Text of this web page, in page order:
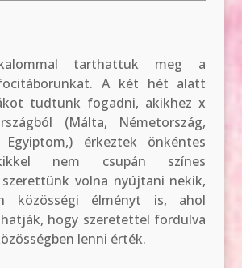
tarthattuk meg a
A két hét alatt
tudtunk fogadni, akikhez x
(Málta, Németország,
Egyiptom,) érkeztek önkéntes
nem csupán színes
volna nyújtani nekik,
közösségi élményt is, ahol
hogy szeretettel fordulva
lenni érték.